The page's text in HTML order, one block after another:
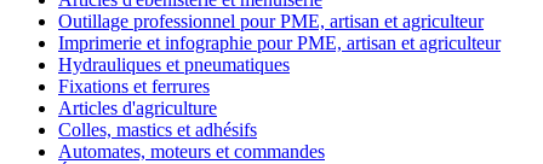
Outillage professionnel pour PME, artisan et agriculteur
Imprimerie et infographie pour PME, artisan et agriculteur
Hydrauliques et pneumatiques
Fixations et ferrures
Articles d'agriculture
Colles, mastics et adhésifs
Automates, moteurs et commandes